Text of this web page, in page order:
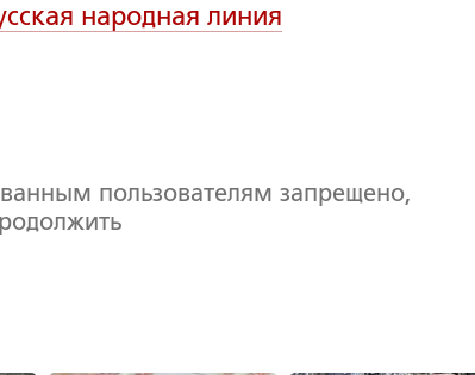
народная линия
пользователям запрещено,